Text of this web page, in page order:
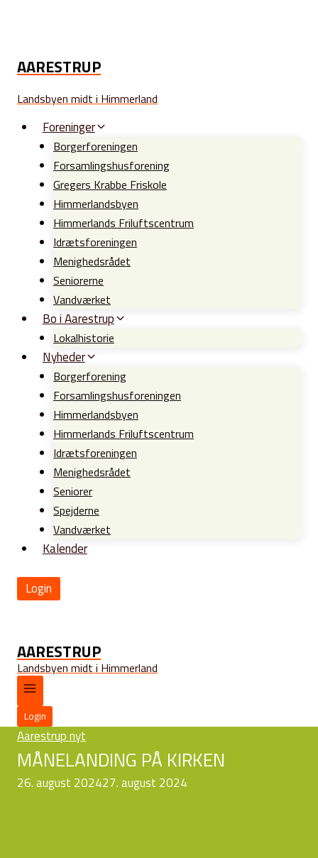
AARESTRUP
Landsbyen midt i Himmerland
Foreninger
Borgerforeningen
Forsamlingshusforening
Gregers Krabbe Friskole
Himmerlandsbyen
Himmerlands Friluftscentrum
Idrætsforeningen
Menighedsrådet
Seniorerne
Vandværket
Bo i Aarestrup
Lokalhistorie
Nyheder
Borgerforening
Forsamlingshusforeningen
Himmerlandsbyen
Himmerlands Friluftscentrum
Idrætsforeningen
Menighedsrådet
Seniorer
Spejderne
Vandværket
Kalender
Login
AARESTRUP
Landsbyen midt i Himmerland
Login
Aarestrup nyt
MÅNELANDING PÅ KIRKEN
26. august 202427. august 2024